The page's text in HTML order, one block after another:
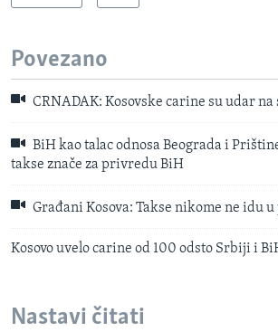
Povezano
CRNADAK: Kosovske carine su udar
BiH kao talac odnosa Beograda i
takse znače za privredu BiH
Građani Kosova: Takse nikome ne idu
Kosovo uvelo carine od 100 odsto Srbiji i
Nastavi čitati